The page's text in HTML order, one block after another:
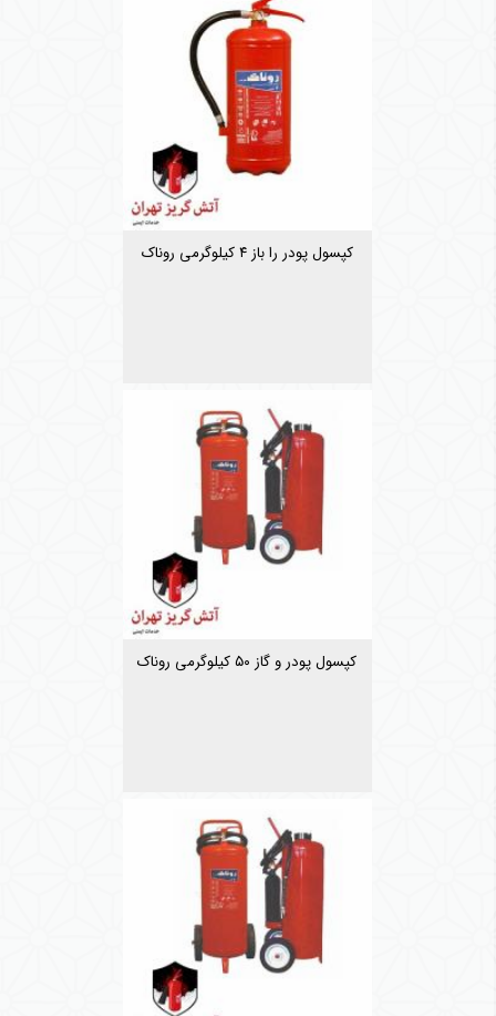
کپسول پودر را باز ۴ کیلوگرمی روناک
کپسول پودر و گاز ۵۰ کیلوگرمی روناک